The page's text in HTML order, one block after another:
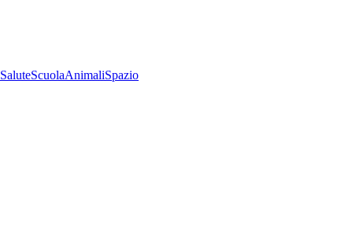
SaluteScuolaAnimaliSpazio